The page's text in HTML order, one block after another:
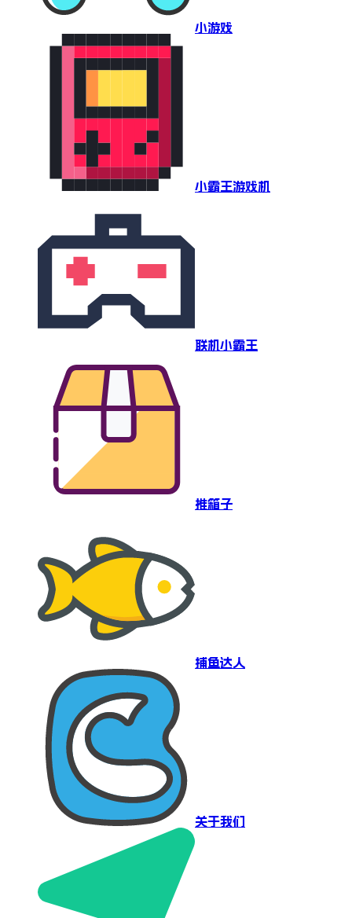
小游戏
小霸王游戏机
联机小霸王
推箱子
捕鱼达人
关于我们